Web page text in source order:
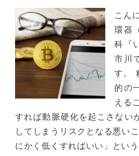
こん
環器
科『
市川
す。
的の
える
すれば動脈硬化を起こさない
してしまうリスクとなる悪い
にかく低くすればいい」とい